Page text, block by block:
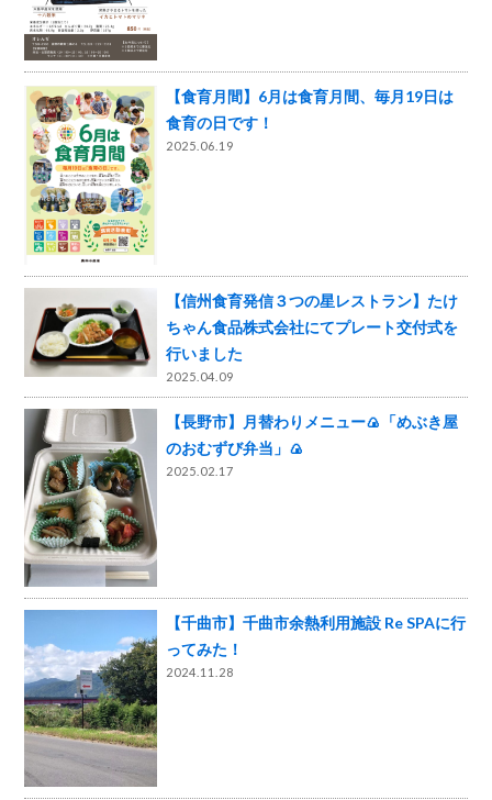
【食育月間】6月は食育月間、毎月19日は
食育の日です！
2025.06.19
【信州食育発信３つの星レストラン】たけ
ちゃん食品株式会社にてプレート交付式を
行いました
2025.04.09
【長野市】月替わりメニュー🍙「めぶき屋
のおむずび弁当」🍙
2025.02.17
【千曲市】千曲市余熱利用施設 Re SPAに行
ってみた！
2024.11.28